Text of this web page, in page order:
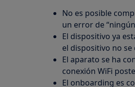
No es posible
un error de
El dispositivo ya
el dispositivo no se
El aparato se ha
conexión WiFi
El onboarding es